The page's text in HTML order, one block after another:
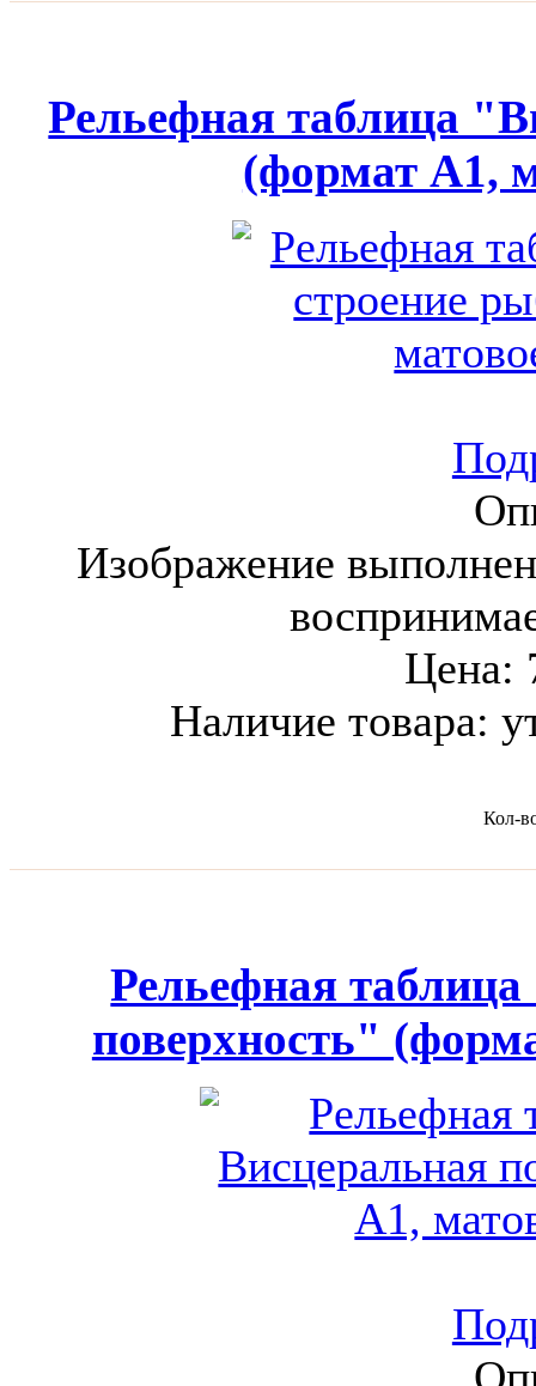
Рельефная таблица
(формат А1,
Изображение
Цена:
Наличие товара:
Кол-
Рельефная
поверхность"